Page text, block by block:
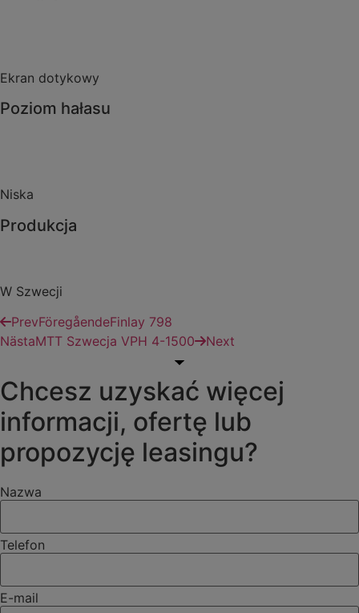
Ekran dotykowy
Poziom hałasu
Niska
Produkcja
W Szwecji
PrevFöregåendeFinlay 798
NästaMTT Szwecja VPH 4-1500 Next
Chcesz uzyskać więcej
informacji, ofertę lub
propozycję leasingu?
Nazwa
Telefon
E-mail